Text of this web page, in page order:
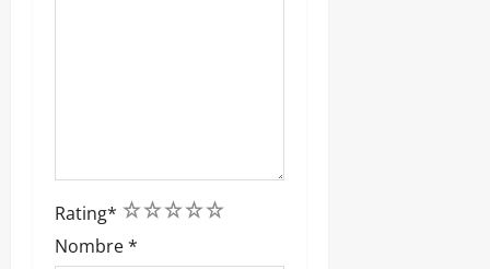
Rating* 5
4
3
2
1
Nombre*